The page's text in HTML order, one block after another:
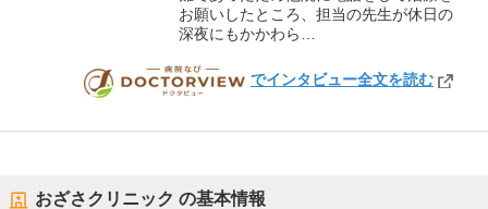
お願いしたところ、担当の先生が休日の
深夜にもかかわら…
DOCTORVIEW
でインタビュー全文を読む
おざさクリニック の基本情報